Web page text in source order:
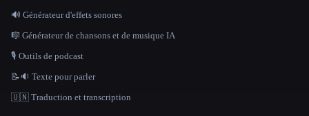
🔊 Générateur d'effets sonores
🎼 Générateur de chansons et de musique IA
🎙️ Outils de podcast
📝🔉 Texte pour parler
🇺🇳 Traduction et transcription